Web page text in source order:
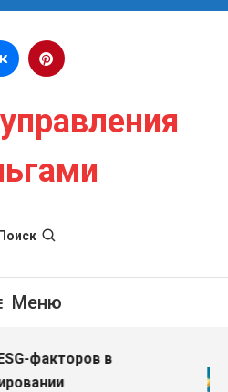
Поиск
Меню
факторов в